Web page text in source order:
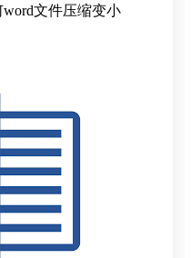
文件压缩变小